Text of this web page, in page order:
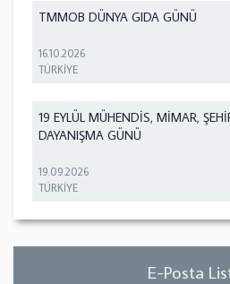
TMMOB DÜNYA GIDA GÜNÜ
16.10.2026
TÜRKİYE
19 EYLÜL MÜHENDİS, MİMAR,
DAYANIŞMA GÜNÜ
19.09.2026
TÜRKİYE
E-Posta